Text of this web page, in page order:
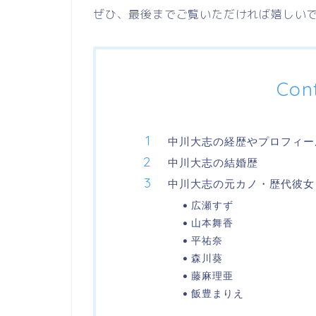
ぜひ、最後までご覧いただければ嬉しいで
中川大志の経歴やプロフィ
中川大志の結婚歴
中川大志の元カノ・歴代彼女
広瀬すず
山本舞香
平祐奈
森川葵
藤麻理亜
飯豊まりえ